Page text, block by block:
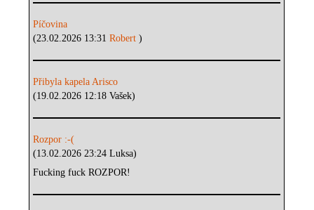
Píčovina
(23.02.2026 13:31Robert)
Přibyla kapela Arisco
(19.02.2026 12:18 Vašek)
Rozpor :-(
(13.02.2026 23:24 Luksa)
Fucking fuck ROZPOR!